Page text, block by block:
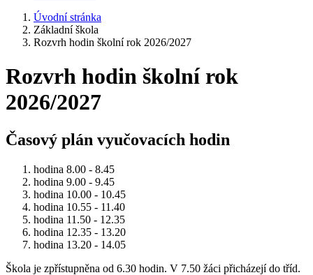
Úvodní stránka
Základní škola
Rozvrh hodin školní rok 2026/2027
Rozvrh hodin školní rok
2026/2027
Časový plán vyučovacích hodin
hodina 8.00 - 8.45
hodina 9.00 - 9.45
hodina 10.00 - 10.45
hodina 10.55 - 11.40
hodina 11.50 - 12.35
hodina 12.35 - 13.20
hodina 13.20 - 14.05
Škola je zpřístupněna od 6.30 hodin. V 7.50 žáci přicházejí do tříd.